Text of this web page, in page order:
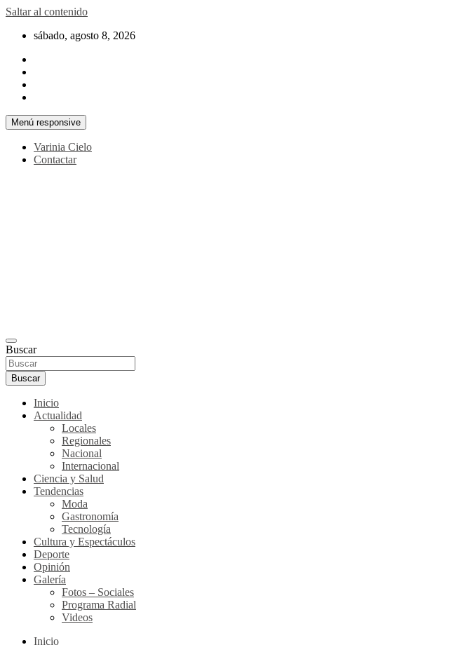
Saltar al contenido
sábado, agosto 8, 2026
Menú responsive
Varinia Cielo
Contactar
Buscar
Buscar
Inicio
Actualidad
Locales
Regionales
Nacional
Internacional
Ciencia y Salud
Tendencias
Moda
Gastronomía
Tecnología
Cultura y Espectáculos
Deporte
Opinión
Galería
Fotos – Sociales
Programa Radial
Videos
Inicio